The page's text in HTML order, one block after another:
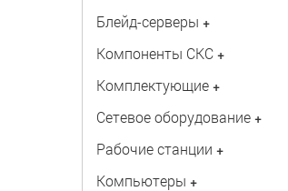
Блейд-серверы +
Компоненты СКС +
Комплектующие +
Сетевое оборудование +
Рабочие станции +
Компьютеры +